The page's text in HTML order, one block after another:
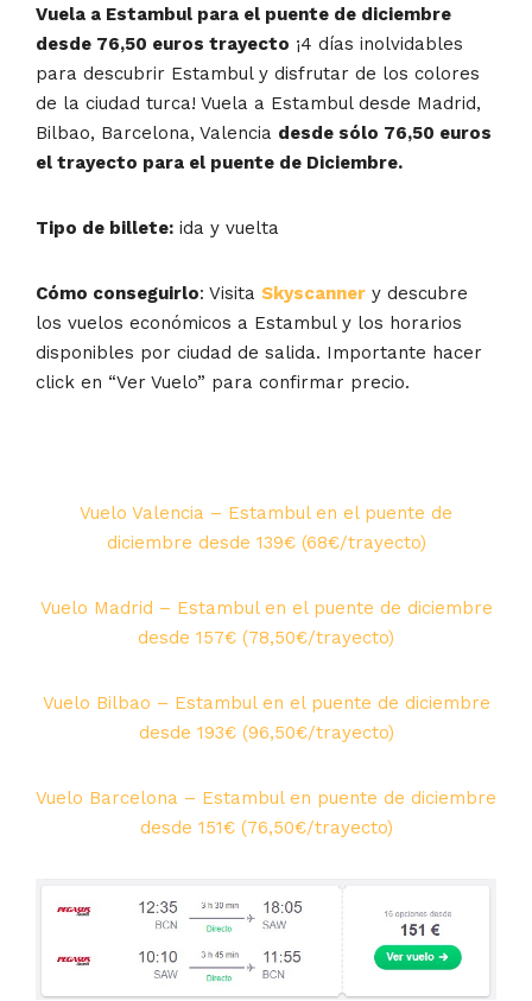
Vuela a Estambul para el puente de diciembre
desde 76,50 euros trayecto ¡4 días inolvidables
para descubrir Estambul y disfrutar de los colores
de la ciudad turca! Vuela a Estambul desde Madrid,
Bilbao, Barcelona, Valencia desde sólo 76,50 euros
el trayecto para el puente de Diciembre.
Tipo de billete: ida y vuelta
Cómo conseguirlo: Visita Skyscanner y descubre
los vuelos económicos a Estambul y los horarios
disponibles por ciudad de salida. Importante hacer
click en “Ver Vuelo” para confirmar precio.
Vuelo Valencia – Estambul en el puente de
diciembre desde 139€ (68€/trayecto)
Vuelo Madrid – Estambul en el puente de diciembre
desde 157€ (78,50€/trayecto)
Vuelo Bilbao – Estambul en el puente de diciembre
desde 193€ (96,50€/trayecto)
Vuelo Barcelona – Estambul en puente de diciembre
desde 151€ (76,50€/trayecto)